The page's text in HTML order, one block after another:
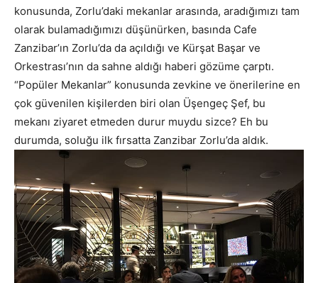
konusunda, Zorlu’daki mekanlar arasında, aradığımızı tam
olarak bulamadığımızı düşünürken, basında Cafe
Zanzibar’ın Zorlu’da da açıldığı ve Kürşat Başar ve
Orkestrası’nın da sahne aldığı haberi gözüme çarptı.
“Popüler Mekanlar” konusunda zevkine ve önerilerine en
çok güvenilen kişilerden biri olan Üşengeç Şef, bu
mekanı ziyaret etmeden durur muydu sizce? Eh bu
durumda, soluğu ilk fırsatta Zanzibar Zorlu’da aldık.